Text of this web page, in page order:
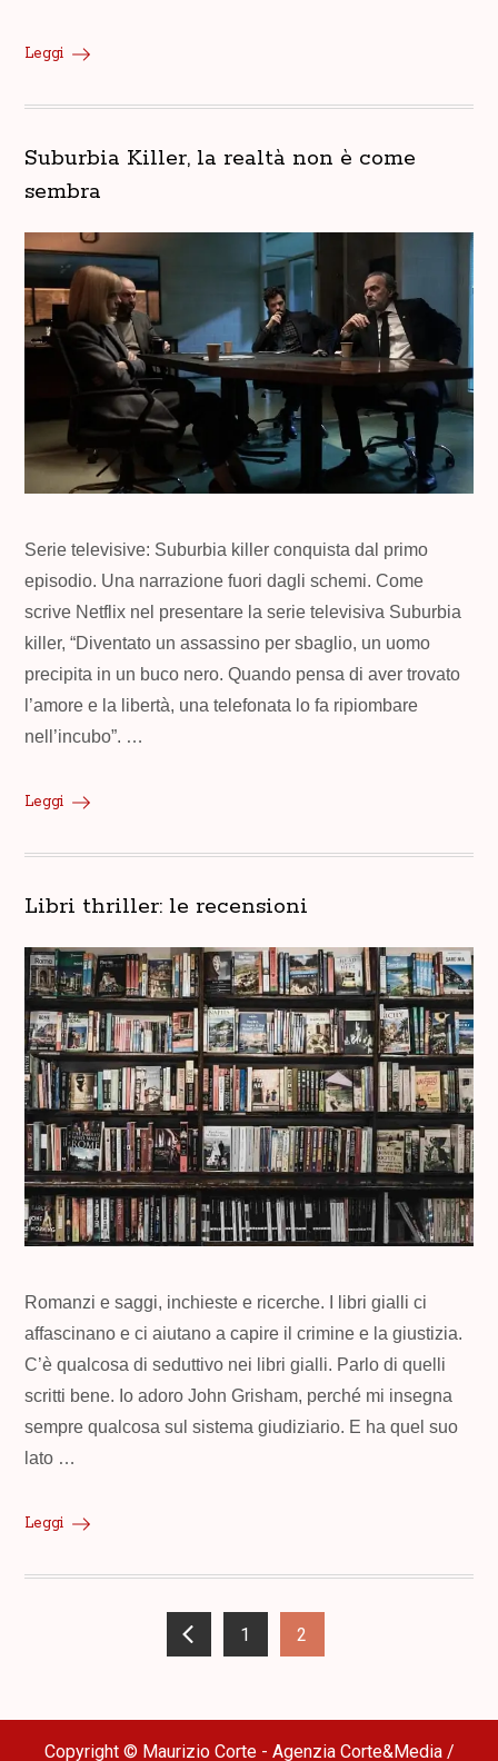
Leggi
Suburbia Killer, la realtà non è come
sembra
Serie televisive: Suburbia killer conquista dal primo
episodio. Una narrazione fuori dagli schemi. Come
scrive Netflix nel presentare la serie televisiva Suburbia
killer, “Diventato un assassino per sbaglio, un uomo
precipita in un buco nero. Quando pensa di aver trovato
l’amore e la libertà, una telefonata lo fa ripiombare
nell’incubo”. …
Leggi
Libri thriller: le recensioni
Romanzi e saggi, inchieste e ricerche. I libri gialli ci
affascinano e ci aiutano a capire il crimine e la giustizia.
C’è qualcosa di seduttivo nei libri gialli. Parlo di quelli
scritti bene. Io adoro John Grisham, perché mi insegna
sempre qualcosa sul sistema giudiziario. E ha quel suo
lato …
Leggi
Paginazione
degli
1 2
Copyright © Maurizio Corte - Agenzia Corte&Media /